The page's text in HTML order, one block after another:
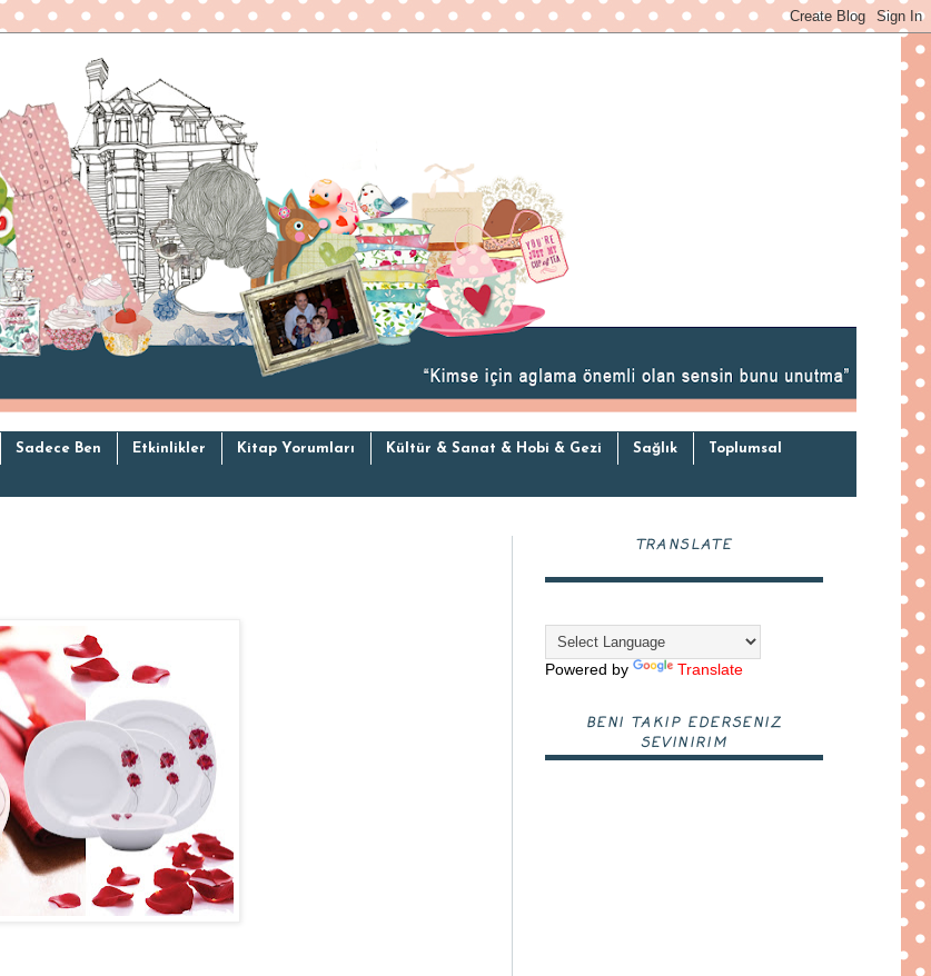
Sadece Ben Etkinlikler Kitap Yorumları Kültür & Sanat & Hobi & Gezi Sağlık Toplumsal
TRANSLATE
Powered by Translate
BENI TAKIP EDERSENIZ
SEVINIRIM